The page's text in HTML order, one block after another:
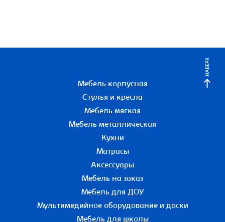
НАВЕРХ
Мебель корпусная
Стулья и кресла
Мебель мягкая
Мебель металлическая
Кухни
Матрасы
Аксессуары
Мебель на заказ
Мебель для ДОУ
Мультимедийное оборудование и доски
Мебель для школы